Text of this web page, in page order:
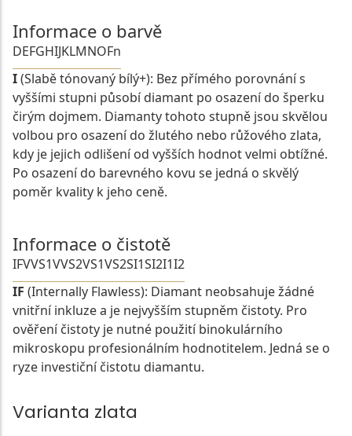
Informace o barvě
DEFGHIJKLMNOFn
I(Slabě tónovaný bílý+): Bez přímého porovnání s
vyššími stupni působí diamant po osazení do šperku
čirým dojmem. Diamanty tohoto stupně jsou skvělou
volbou pro osazení do žlutého nebo růžového zlata,
kdy je jejich odlišení od vyšších hodnot velmi obtížné.
Po osazení do barevného kovu se jedná o skvělý
poměr kvality k jeho ceně.
Informace o čistotě
IFVVS1VVS2VS1VS2SI1SI2I1I2
IF (Internally Flawless): Diamant neobsahuje žádné
vnitřní inkluze a je nejvyšším stupněm čistoty. Pro
ověření čistoty je nutné použití binokulárního
mikroskopu profesionálním hodnotitelem. Jedná se o
ryze investiční čistotu diamantu.
Varianta zlata